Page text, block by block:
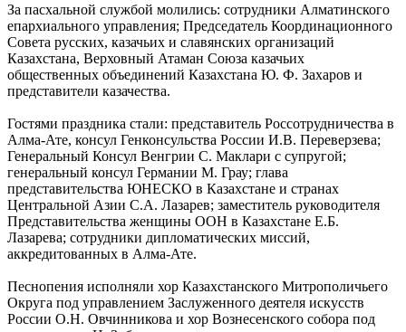
За пасхальной службой молились: сотрудники Алматинского
епархиального управления; Председатель Координационного
Совета русских, казачьих и славянских организаций
Казахстана, Верховный Атаман Союза казачьих
общественных объединений Казахстана Ю. Ф. Захаров и
представители казачества.
Гостями праздника стали: представитель Россотрудничества в
Алма-Ате, консул Генконсульства России И.В. Переверзева;
Генеральный Консул Венгрии С. Маклари с супругой;
генеральный консул Германии М. Грау; глава
представительства ЮНЕСКО в Казахстане и странах
Центральной Азии С.А. Лазарев; заместитель руководителя
Представительства женщины ООН в Казахстане Е.Б.
Лазарева; сотрудники дипломатических миссий,
аккредитованных в Алма-Ате.
Песнопения исполняли хор Казахстанского Митрополичьего
Округа под управлением Заслуженного деятеля искусств
России О.Н. Овчинникова и хор Вознесенского собора под